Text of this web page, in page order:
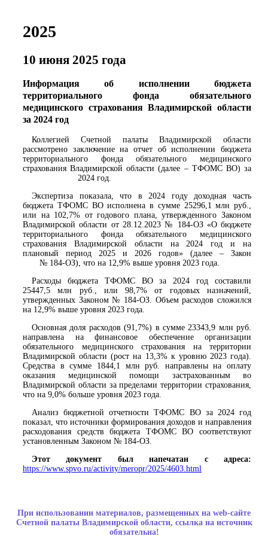
2025
10 июня 2025 года
Информация об исполнении бюджета
территориального фонда обязательного
медицинского страхования Владимирской области
за 2024 год
Коллегией Счетной палаты Владимирской области
рассмотрено заключение на отчет об исполнении бюджета
территориального фонда обязательного медицинского
страхования Владимирской области (далее – ТФОМС ВО) за
2024 год.
Экспертиза показала, что в 2024 году доходная часть
бюджета ТФОМС ВО исполнена в сумме 25296,1 млн руб.,
или на 102,7% от годового плана, утвержденного Законом
Владимирской области от 28.12.2023 № 184-ОЗ «О бюджете
территориального фонда обязательного медицинского
страхования Владимирской области на 2024 год и на
плановый период 2025 и 2026 годов» (далее – Закон
№ 184-ОЗ), что на 12,9% выше уровня 2023 года.
Расходы бюджета ТФОМС ВО за 2024 год составили
25447,5 млн руб., или 98,7% от годовых назначений,
утвержденных Законом № 184-ОЗ. Объем расходов сложился
на 12,9% выше уровня 2023 года.
Основная доля расходов (91,7%) в сумме 23343,9 млн руб.
направлена на финансовое обеспечение организации
обязательного медицинского страхования на территории
Владимирской области (рост на 13,3% к уровню 2023 года).
Средства в сумме 1844,1 млн руб. направлены на оплату
оказания медицинской помощи застрахованным во
Владимирской области за пределами территории страхования,
что на 9,0% больше уровня 2023 года.
Анализ бюджетной отчетности ТФОМС ВО за 2024 год
показал, что источники формирования доходов и направления
расходования средств бюджета ТФОМС ВО соответствуют
установленным Законом № 184-ОЗ.
Этот документ был напечатан с адреса:
https://www.spvo.ru/activity/meropr/2025/4603.html
При использовании материалов, размещенных на web-сайте
Счетной палаты Владимирской области, ссылка на источник
обязательна!